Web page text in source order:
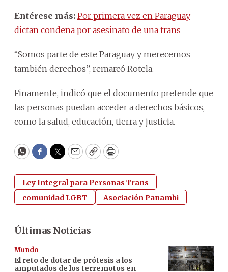
Entérese más: Por primera vez en Paraguay
dictan condena por asesinato de una trans
“Somos parte de este Paraguay y merecemos
también derechos”, remarcó Rotela.
Finamente, indicó que el documento pretende que
las personas puedan acceder a derechos básicos,
como la salud, educación, tierra y justicia.
WhatsApp
Facebook
Twitter
EmailCopyPrint
Ley Integral para Personas Trans
comunidad LGBT
Asociación Panambi
Últimas Noticias
Mundo
El reto de dotar de prótesis a los
amputados de los terremotos en